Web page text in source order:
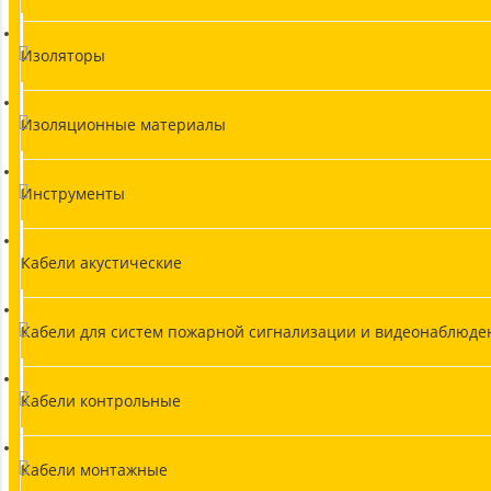
Изоляторы
Изоляционные материалы
Инструменты
Кабели акустические
Кабели для систем пожарной сигнализации и
Кабели контрольные
Кабели монтажные